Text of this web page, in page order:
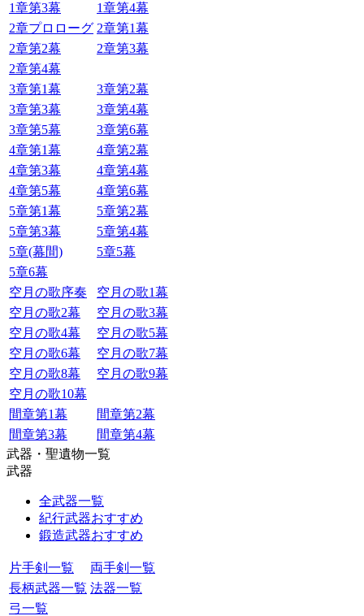
1章第3幕
1章第4幕
2章プロローグ 2章第1幕
2章第2幕
2章第3幕
2章第4幕
3章第1幕
3章第2幕
3章第3幕
3章第4幕
3章第5幕
3章第6幕
4章第1幕
4章第2幕
4章第3幕
4章第4幕
4章第5幕
4章第6幕
5章第1幕
5章第2幕
5章第3幕
5章第4幕
5章(幕間)
5章5幕
5章6幕
空月の歌序奏
空月の歌1幕
空月の歌2幕
空月の歌3幕
空月の歌4幕
空月の歌5幕
空月の歌6幕
空月の歌7幕
空月の歌8幕
空月の歌9幕
空月の歌10幕
間章第1幕
間章第2幕
間章第3幕
間章第4幕
武器・聖遺物一覧
武器
全武器一覧
紀行武器おすすめ
鍛造武器おすすめ
片手剣一覧
両手剣一覧
長柄武器一覧 法器一覧
弓一覧